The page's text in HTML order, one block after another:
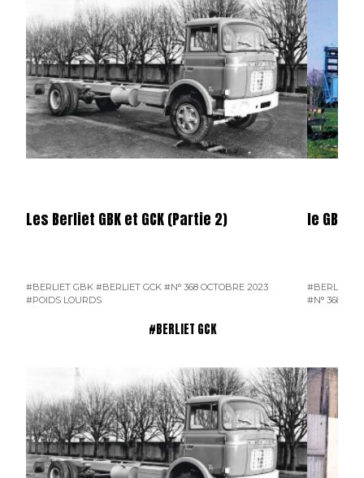
Les Berliet GBK et GCK (Partie 2)
#BERLIET GBK #BERLIET GCK #N° 368 OCTOBRE 2023
#POIDS LOURDS
le GBK
#BERLIET
#N° 368
#BERLIET GCK